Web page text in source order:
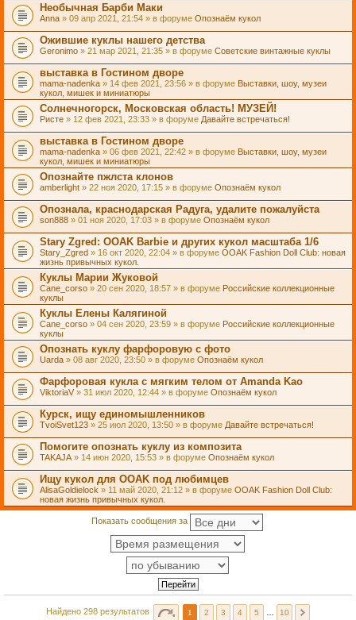
Необычная Барби Маки
Anna » 09 апр 2021, 21:54 » в форуме Опознаём кукол
Ожившие куклы нашего детства
Geronimo » 21 мар 2021, 21:35 » в форуме Советские винтажные куклы
выставка в Гостином дворе
mama-nadenka » 14 фев 2021, 23:56 » в форуме Выставки, шоу, музеи
кукол, мишек и миниатюры
Солнечногорск, Московская область! МУЗЕЙ!
Ристе » 12 фев 2021, 23:33 » в форуме Давайте встречаться!
выставка в Гостином дворе
mama-nadenka » 06 фев 2021, 22:42 » в форуме Выставки, шоу, музеи
кукол, мишек и миниатюры
Опознайте пжлста клонов
amberlight » 22 ноя 2020, 17:15 » в форуме Опознаём кукол
Опознала, краснодарская Радуга, удалите пожалуйста
son888 » 01 ноя 2020, 17:03 » в форуме Опознаём кукол
Stary Zgred: OOAK Barbie и других кукол масштаба 1/6
Stary_Zgred » 16 окт 2020, 22:04 » в форуме OOAK Fashion Doll Club: новая
жизнь привычных кукол.
Куклы Марии Жуковой
Cane_corso » 20 сен 2020, 18:57 » в форуме Российские коллекционные
куклы
Куклы Елены Калягиной
Cane_corso » 04 сен 2020, 23:59 » в форуме Российские коллекционные
куклы
Опознать куклу фарфоровую с фото
Uarda » 08 авг 2020, 23:50 » в форуме Опознаём кукол
Фарфоровая кукла с мягким телом от Amanda Kao
ViktoriaV» 31 июл 2020, 12:44 » в форуме Опознаём кукол
Курск, ищу единомышленников
TvoiSvet123 » 25 июл 2020, 13:50 » в форуме Давайте встречаться!
Помогите опознать куклу из композита
TAKAJA » 14 июн 2020, 15:53 » в форуме Опознаём кукол
Ищу кукол для OOAK под любимцев
AlisaGoldielock » 11 май 2020, 21:12 » в форуме OOAK Fashion Doll Club:
новая жизнь привычных кукол.
Показать сообщения за
Найдено 298 результатов 1 2 3 4 5 10